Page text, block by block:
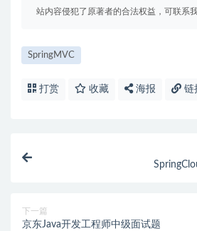
站内容侵犯了原著者的合法权益，可联系
SpringMVC
打赏 收藏 海报 链
下一篇
京东Java开发工程师中级面试题